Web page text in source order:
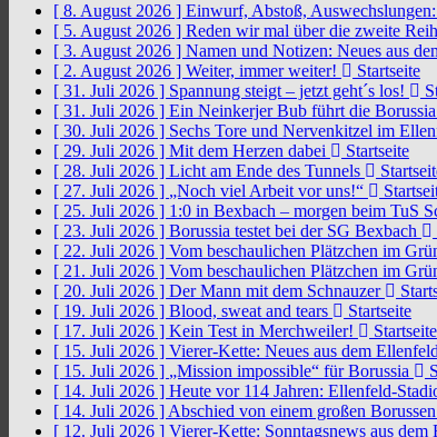
[ 8. August 2026 ] Einwurf, Abstoß,
[ 5. August 2026 ] Reden wir mal über die zweite
[ 3. August 2026 ] Namen und Notizen: Neues aus
[ 2. August 2026 ] Weiter, immer weiter!
Startseite
[ 31. Juli 2026 ] Spannung steigt – jetzt geht´s los!
[ 31. Juli 2026 ] Ein Neinkerjer Bub führt die Borussia
[ 30. Juli 2026 ] Sechs Tore und Nervenkitzel im
[ 29. Juli 2026 ] Mit dem Herzen dabei
Startseite
[ 28. Juli 2026 ] Licht am Ende des Tunnels
[ 27. Juli 2026 ] „Noch viel Arbeit vor uns!“
[ 25. Juli 2026 ] 1:0 in Bexbach – morgen beim TuS
[ 23. Juli 2026 ] Borussia testet bei der SG Bexbach
[ 22. Juli 2026 ] Vom beschaulichen Plätzchen im
[ 21. Juli 2026 ] Vom beschaulichen Plätzchen im
[ 20. Juli 2026 ] Der Mann mit dem Schnauzer
[ 19. Juli 2026 ] Blood, sweat and tears
Startseite
[ 17. Juli 2026 ] Kein Test in Merchweiler!
Startseite
[ 15. Juli 2026 ] Vierer-Kette: Neues aus dem Ellenfeld
[ 15. Juli 2026 ] „Mission impossible“ für Borussia
[ 14. Juli 2026 ] Heute vor 114 Jahren: Ellenfeld-
[ 14. Juli 2026 ] Abschied von einem großen Borussen
[ 12. Juli 2026 ] Vierer-Kette: Sonntagsnews aus dem